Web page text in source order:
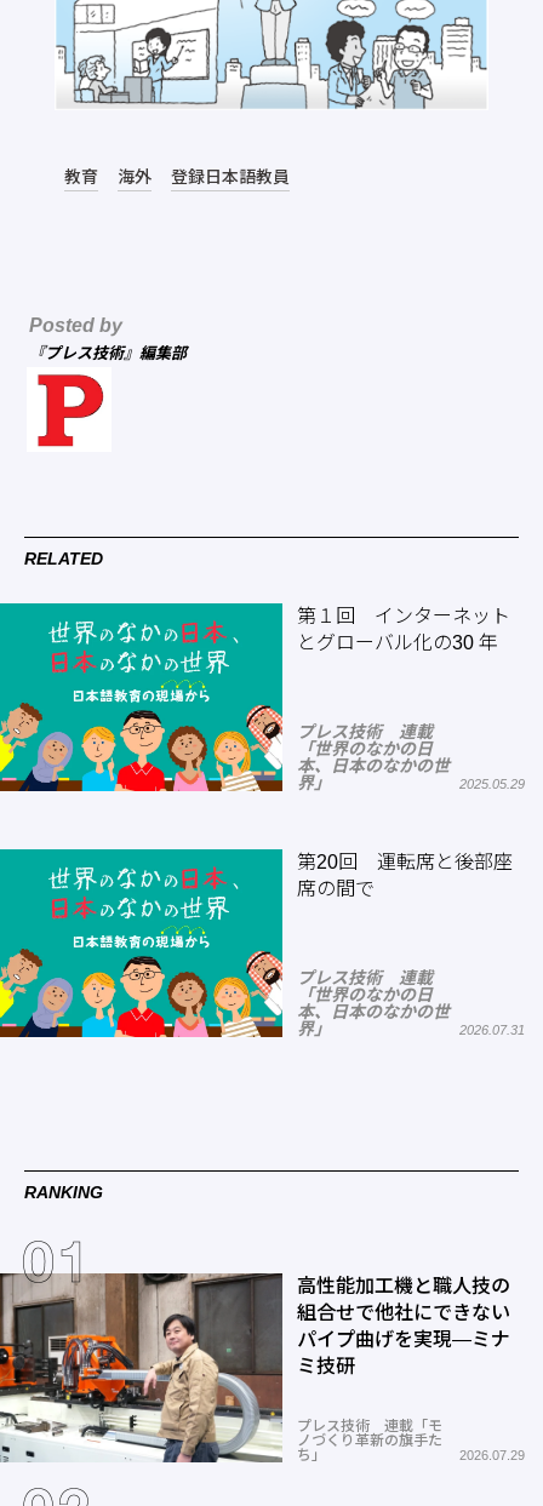
教育 海外 登録日本語教員
Posted by
『プレス技術』編集部
RELATED
第１回 インターネット
とグローバル化の30 年
プレス技術 連載
「世界のなかの日
本、日本のなかの世
界」
2025.05.29
第20回 運転席と後部座
席の間で
プレス技術 連載
「世界のなかの日
本、日本のなかの世
界」
2026.07.31
RANKING
高性能加工機と職人技の
組合せで他社にできない
パイプ曲げを実現―ミナ
ミ技研
プレス技術 連載「モ
ノづくり革新の旗手た
ち」
2026.07.29